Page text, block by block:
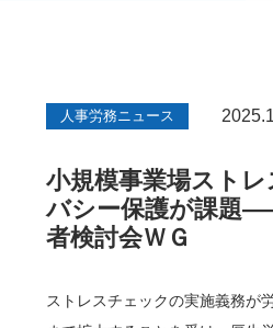
人事労務ニュース
小規模事業場スト
バシー保護が課題
者検討会ＷＧ
ストレスチェックの実施義務が